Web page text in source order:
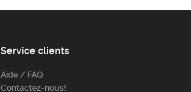
Service clients
Aide / FAQ
Contactez-nous!